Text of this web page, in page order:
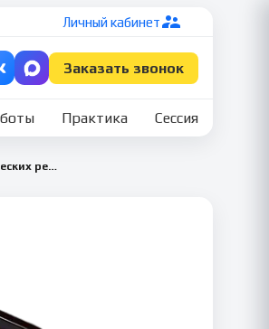
Личный кабинет
Заказать звонок
Практика Сессия
Автоматизация учета расхода топливно-энергетических ресурсов на производстве